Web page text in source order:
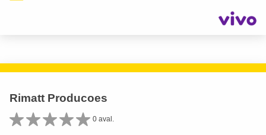
Rimatt Producoes
0 aval.